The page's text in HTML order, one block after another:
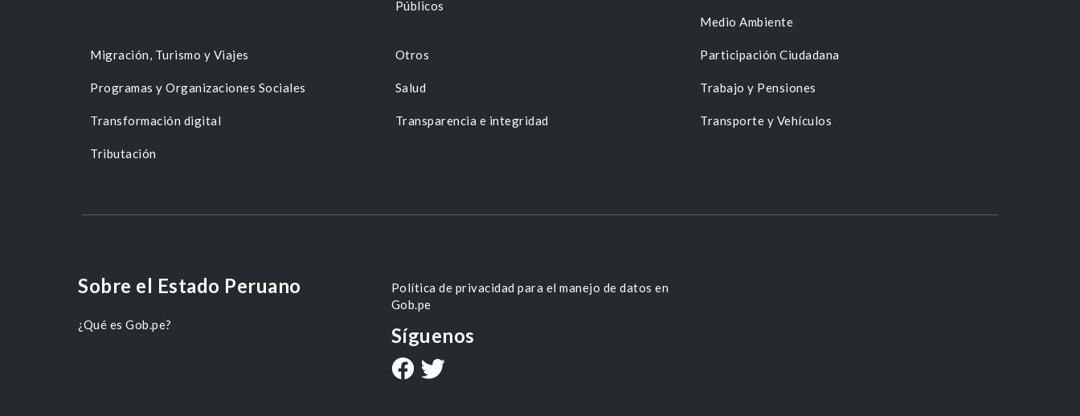
Públicos
Medio Ambiente
Migración, Turismo y Viajes Otros Participación Ciudadana
Programas y Organizaciones Sociales Salud Trabajo y Pensiones
Transformación digital Transparencia e integridad Transporte y Vehículos
Tributación
Sobre el Estado Peruano
¿Qué es Gob.pe?
Política de privacidad para el manejo de datos en
Gob.pe
Síguenos